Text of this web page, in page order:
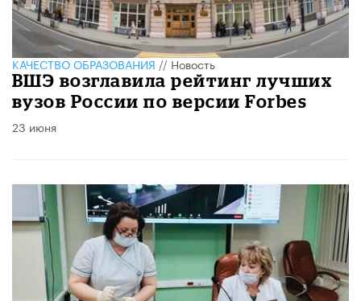
КАЧЕСТВО ОБРАЗОВАНИЯ//Новость
ВШЭ возглавила рейтинг лучших
вузов России по версии Forbes
23 июня